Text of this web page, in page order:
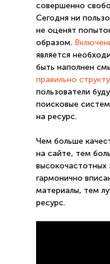
совершенно
Сегодня ни
не оценят
образом.
является
быть наполнен
правильно
пользователи
поисковые
на ресурс.
Чем больше
на сайте, тем
высокочастотных
гармонично
материалы, тем
ресурс.